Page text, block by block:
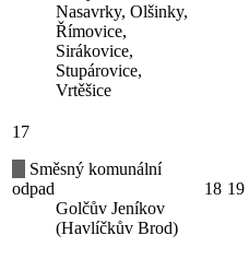
Nasavrky, Olšinky,
Římovice,
Sirákovice,
Stupárovice,
Vrtěšice
17
Směsný komunální
odpad
Golčův Jeníkov
(Havlíčkův Brod)
18 19